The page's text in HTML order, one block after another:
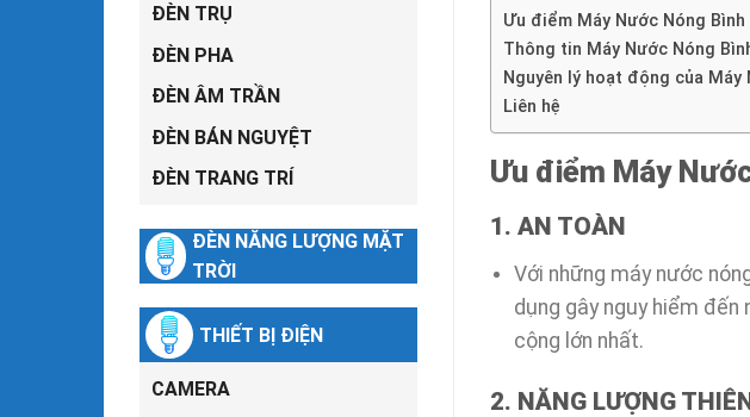
ĐÈN TRỤ
ĐÈN PHA
ĐÈN ÂM TRẦN
ĐÈN BÁN NGUYỆT
ĐÈN TRANG TRÍ
ĐÈN NĂNG LƯỢNG MẶT
TRỜI
THIẾT BỊ ĐIỆN
CAMERA
Ưu điểm Máy Nước Nóng Bình
Thông tin Máy Nước Nóng
Nguyên lý hoạt động của Máy
Liên hệ
Ưu điểm Máy
1. AN TOÀN
Với những máy nước
dụng gây nguy hiểm
cộng lớn nhất.
2. NĂNG LƯỢNG